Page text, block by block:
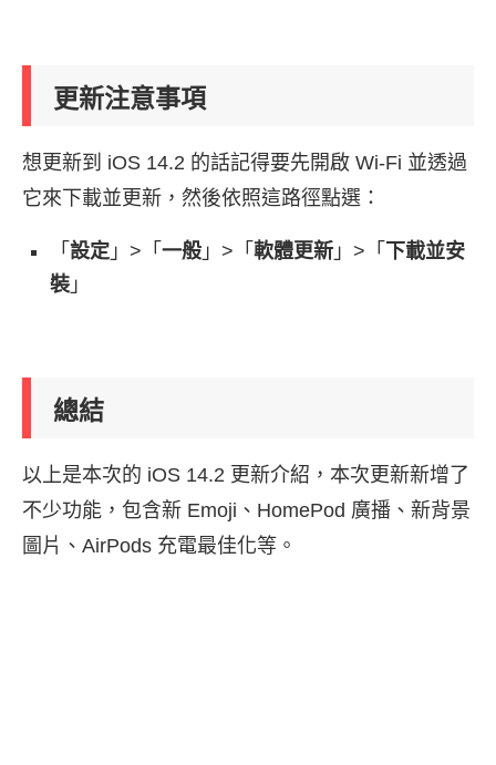
更新注意事項
想更新到 iOS 14.2 的話記得要先開啟 Wi-Fi 並透過
它來下載並更新，然後依照這路徑點選：
「 設定 」>「 一般 」>「 軟體更新 」>「
下載並安
裝」
總結
以上是本次的 iOS 14.2 更新介紹，本次更新新增了
不少功能，包含新 Emoji、HomePod 廣播、新背景
圖片、AirPods 充電最佳化等。